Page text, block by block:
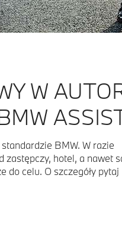
W
BMW. W razie
zastępczy, hotel, a nawet
do celu. O szczegóły pytaj